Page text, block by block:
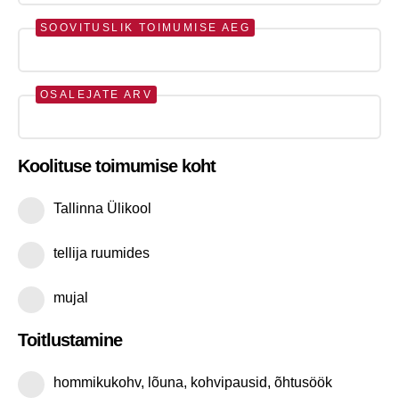
SOOVITUSLIK TOIMUMISE AEG
OSALEJATE ARV
Koolituse toimumise koht
Tallinna Ülikool
tellija ruumides
mujal
Toitlustamine
hommikukohv, lõuna, kohvipausid, õhtusöök